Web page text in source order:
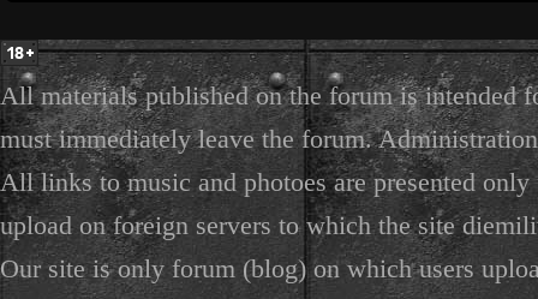
All materials published on the forum is intended
must immediately leave the forum.
All links to music and photoes are presented
upload on foreign servers to which the site
Our site is only forum (blog) on which users